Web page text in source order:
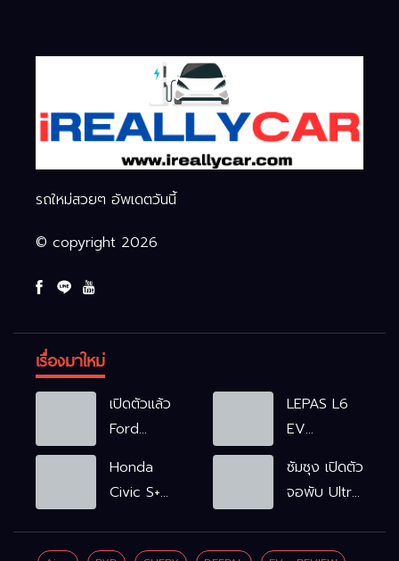
รถใหม่สวยๆ อัพเดตวันนี้
© copyright 2026
เรื่องมาใหม่
เปิดตัวแล้ว
Ford
WOLFTRAK
LEPAS L6
EV
L6 EV
Comfort
FWD
769,900
Honda
Civic S+
ซัมซุง เปิดตัว
จอพับ Ultra